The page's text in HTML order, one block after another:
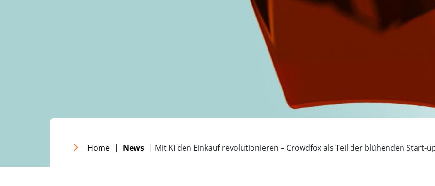
Home | News | Mit KI den Einkauf revolutionieren – Crowdfox als Teil der blühenden Start-